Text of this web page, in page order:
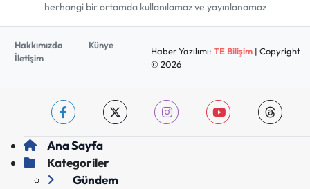
herhangi bir ortamda kullanılamaz ve yayınlanamaz
Hakkımızda
Künye
İletişim
Haber Yazılımı: TE Bilişim| Copyright
© 2026
Ana Sayfa
Kategoriler
Gündem